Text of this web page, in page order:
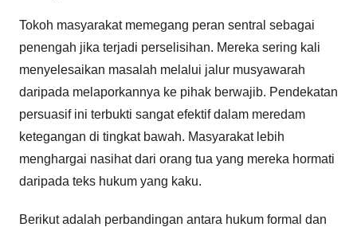
Tokoh masyarakat memegang peran sentral sebagai
penengah jika terjadi perselisihan. Mereka sering kali
menyelesaikan masalah melalui jalur musyawarah
daripada melaporkannya ke pihak berwajib. Pendekatan
persuasif ini terbukti sangat efektif dalam meredam
ketegangan di tingkat bawah. Masyarakat lebih
menghargai nasihat dari orang tua yang mereka hormati
daripada teks hukum yang kaku.
Berikut adalah perbandingan antara hukum formal dan